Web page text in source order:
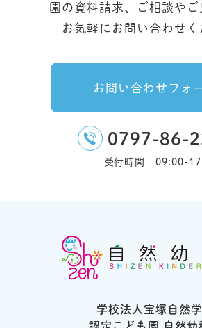
園の資料請求、ご相談やご
お気軽にお問い合わせく
お問い合わせフォ
0797-86-
受付時間 09:00-
学校法人宝塚自然